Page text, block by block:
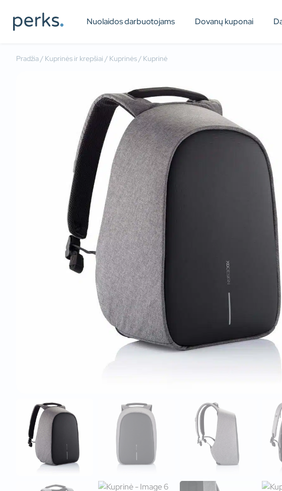
Nuolaidos darbuotojams Dovanų kuponai
Pradžia/ Kuprinės ir krepšiai / Kuprinės/ Kuprinė